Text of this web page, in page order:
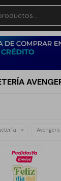
Avengers